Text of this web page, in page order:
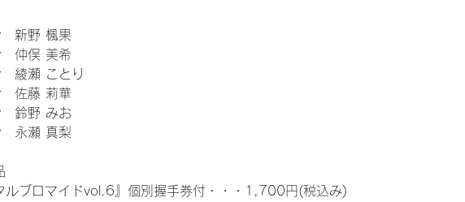
　新野 楓果
　仲俣 美希
　綾瀬 ことり
　佐藤 莉華
　鈴野 みお
　永瀬 真梨
ルブロマイドvol.6』個別握手券付・・・1,700円(税込み)